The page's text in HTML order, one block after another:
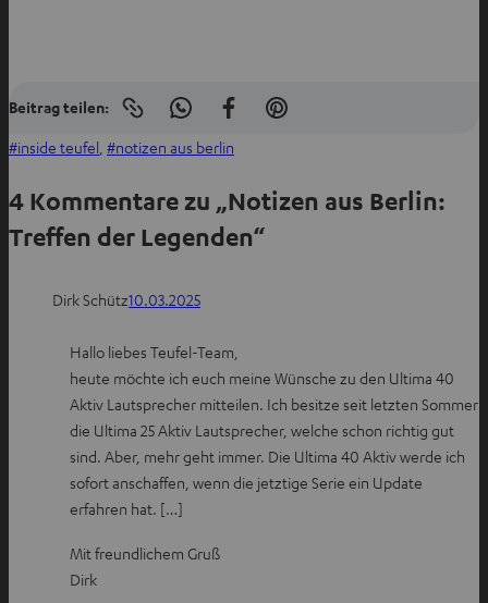
Beitrag teilen:
Link
die
I
n
h
t
a
p
t
e
i
l
e
n
A
u
F
c
o
k
t
e
i
l
I
i
t
t
e
i
l
inside teufel notizen aus berlin
4 Kommentare zu „Notizen aus Berlin:
Treffen der Legenden“
Dirk Schütz10.03.2025
Hallo liebes Teufel-Team,
heute möchte ich euch meine Wünsche zu den Ultima 40
Aktiv Lautsprecher mitteilen. Ich besitze seit letzten Sommer
die Ultima 25 Aktiv Lautsprecher, welche schon richtig gut
sind. Aber, mehr geht immer. Die Ultima 40 Aktiv werde ich
sofort anschaffen, wenn die jetztige Serie ein Update
erfahren hat. […]
Mit freundlichem Gruß
Dirk